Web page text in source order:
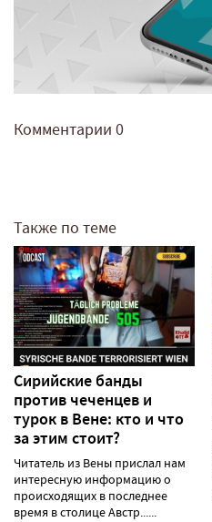
Комментарии 0
Также по теме
Сирийские банды
против чеченцев и
турок в Вене: кто и что
за этим стоит?
Читатель из Вены прислал нам
интересную информацию о
происходящих в последнее
время в столице Австр......